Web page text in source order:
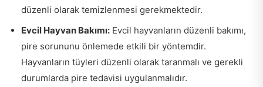
düzenli olarak temizlenmesi gerekmektedir.
Evcil Hayvan Bakımı: Evcil hayvanların düzenli bakımı,
pire sorununu önlemede etkili bir yöntemdir.
Hayvanların tüyleri düzenli olarak taranmalı ve gerekli
durumlarda pire tedavisi uygulanmalıdır.